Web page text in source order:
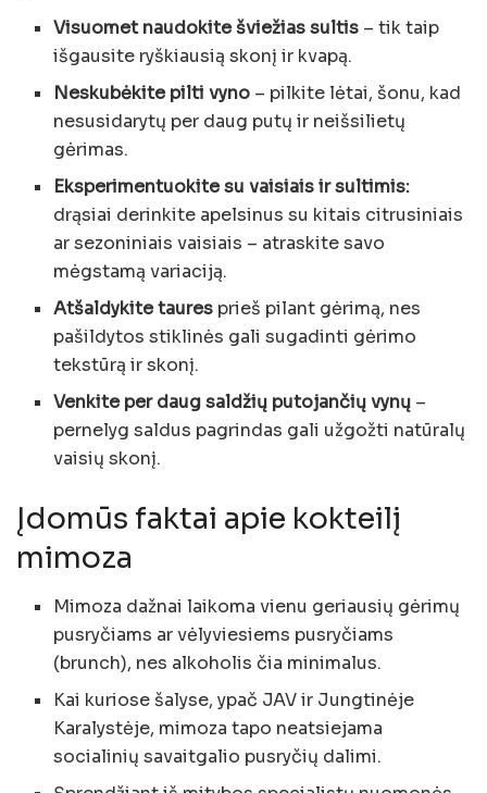
Visuomet naudokite šviežias sultis – tik taip
išgausite ryškiausią skonį ir kvapą.
Neskubėkite pilti vyno – pilkite lėtai, šonu, kad
nesusidarytų per daug putų ir neišsilietų
gėrimas.
Eksperimentuokite su vaisiais ir sultimis:
drąsiai derinkite apelsinus su kitais citrusiniais
ar sezoniniais vaisiais – atraskite savo
mėgstamą variaciją.
Atšaldykite taures prieš pilant gėrimą, nes
pašildytos stiklinės gali sugadinti gėrimo
tekstūrą ir skonį.
Venkite per daug saldžių putojančių vynų –
pernelyg saldus pagrindas gali užgožti natūralų
vaisių skonį.
Įdomūs faktai apie kokteilį
mimoza
Mimoza dažnai laikoma vienu geriausių gėrimų
pusryčiams ar vėlyviesiems pusryčiams
(brunch), nes alkoholis čia minimalus.
Kai kuriose šalyse, ypač JAV ir Jungtinėje
Karalystėje, mimoza tapo neatsiejama
socialinių savaitgalio pusryčių dalimi.